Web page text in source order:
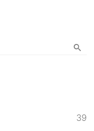
39